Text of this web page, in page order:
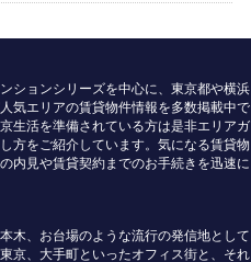
ションシリーズを中心に、東京都や横浜
気エリアの賃貸物件情報を多数掲載中で
生活を準備されている方は是非エリアガ
方をご紹介しています。気になる賃貸物
内見や賃貸契約までのお手続きを迅速に
木、お台場のような流行の発信地として
京、大手町といったオフィス街と、それ